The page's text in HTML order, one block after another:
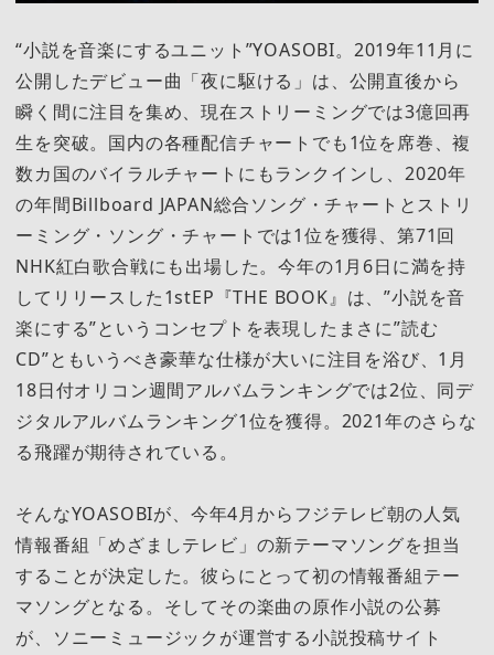
“小説を音楽にするユニット”YOASOBI。2019年11月に
公開したデビュー曲「夜に駆ける」は、公開直後から
瞬く間に注目を集め、現在ストリーミングでは3億回再
生を突破。国内の各種配信チャートでも1位を席巻、複
数カ国のバイラルチャートにもランクインし、2020年
の年間Billboard JAPAN総合ソング・チャートとストリ
ーミング・ソング・チャートでは1位を獲得、第71回
NHK紅白歌合戦にも出場した。今年の1月6日に満を持
してリリースした1stEP『THE BOOK』は、”小説を音
楽にする”というコンセプトを表現したまさに”読む
CD”ともいうべき豪華な仕様が大いに注目を浴び、1月
18日付オリコン週間アルバムランキングでは2位、同デ
ジタルアルバムランキング1位を獲得。2021年のさらな
る飛躍が期待されている。
そんなYOASOBIが、今年4月からフジテレビ朝の人気
情報番組「めざましテレビ」の新テーマソングを担当
することが決定した。彼らにとって初の情報番組テー
マソングとなる。そしてその楽曲の原作小説の公募
が、ソニーミュージックが運営する小説投稿サイト